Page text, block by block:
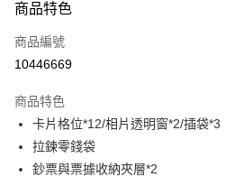
信用卡一次付款
超商取貨付款
Apple Pay
街口支付
商品特色
商品編號
10446669
商品特色
卡片格位*12/相片透明窗*2/插袋*3
拉鍊零錢袋
鈔票與票據收納夾層*2